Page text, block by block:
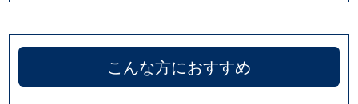
こんな方におすすめ